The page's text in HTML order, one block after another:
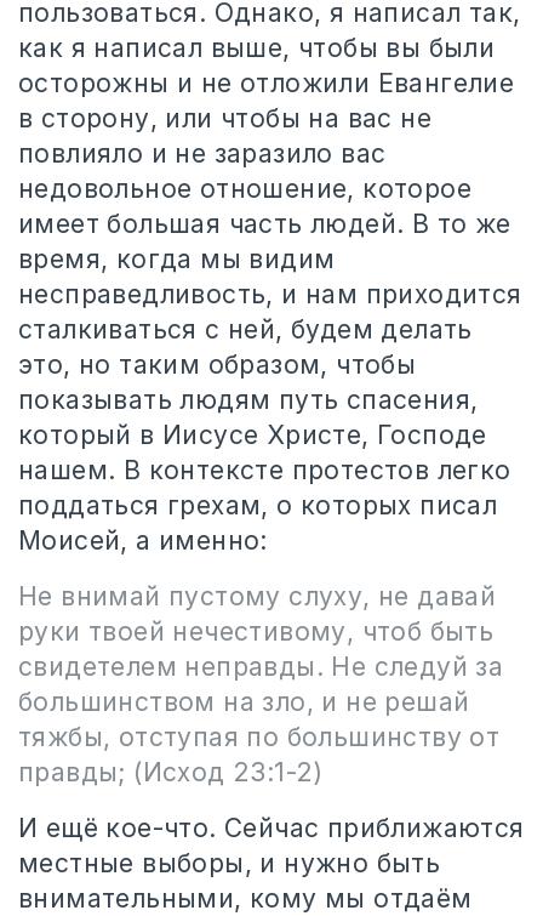
пользоваться. Однако, я написал так,
как я написал выше, чтобы вы были
осторожны и не отложили Евангелие
в сторону, или чтобы на вас не
повлияло и не заразило вас
недовольное отношение, которое
имеет большая часть людей. В то же
время, когда мы видим
несправедливость, и нам приходится
сталкиваться с ней, будем делать
это, но таким образом, чтобы
показывать людям путь спасения,
который в Иисусе Христе, Господе
нашем. В контексте протестов легко
поддаться грехам, о которых писал
Моисей, а именно:
Не внимай пустому слуху, не давай
руки твоей нечестивому, чтоб быть
свидетелем неправды. Не следуй за
большинством на зло, и не решай
тяжбы, отступая по большинству от
правды; (Исход 23:1-2)
И ещё кое-что. Сейчас приближаются
местные выборы, и нужно быть
внимательными, кому мы отдаём